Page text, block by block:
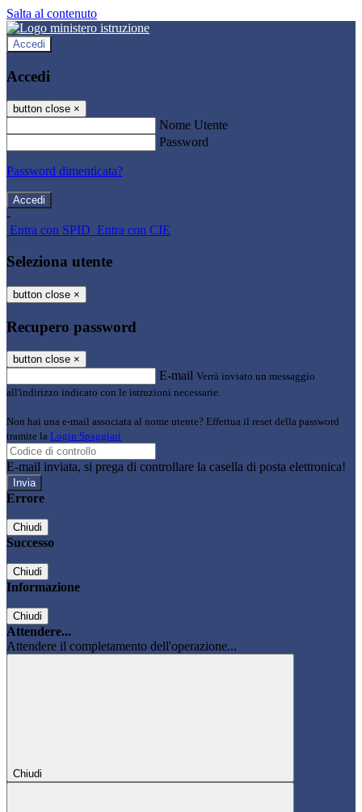
Salta al contenuto
Accedi
Accedi
button close ×
Nome Utente
Password
Password dimenticata?
-
Entra con SPID Entra con CIE
Seleziona utente
button close ×
Recupero password
button close ×
E-mail Verrà inviato un messaggio
all'indirizzo indicato con le istruzioni necessarie.
Non hai una e-mail associata al nome utente? Effettua il reset della password
tramite la Login Spaggiari
E-mail inviata, si prega di controllare la casella di posta elettronica!
Errore
Chiudi
Successo
Chiudi
Informazione
Chiudi
Attendere...
Attendere il completamento dell'operazione...
Chiudi